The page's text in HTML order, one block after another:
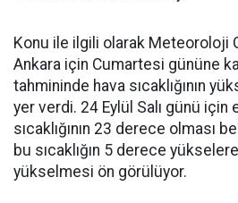
Konu ile ilgili olarak Meteoroloji
Ankara için Cumartesi gününe
tahmininde hava sıcaklığının
yer verdi. 24 Eylül Salı günü için
sıcaklığının 23 derece olması
bu sıcaklığın 5 derece
yükselmesi ön görülüyor.